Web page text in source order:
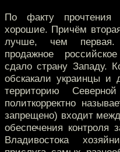
По факту
хорошие. Причём
лучше, чем
продажное
сдало страну Западу.
обскакали украинцы
территорию
политкорректно
запрещено) входит
обеспечения
Владивостока